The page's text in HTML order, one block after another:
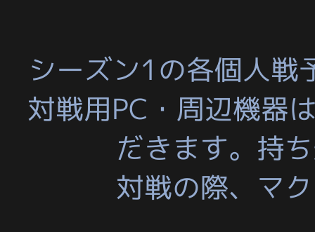
シーズン1の各個人戦
対戦用PC・周辺機器
だきます。持
対戦の際、マ